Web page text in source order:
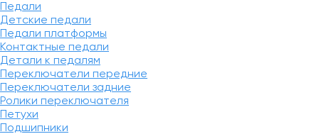
Педали
Детские педали
Педали платформы
Контактные педали
Детали к педалям
Переключатели передние
Переключатели задние
Ролики переключателя
Петухи
Подшипники